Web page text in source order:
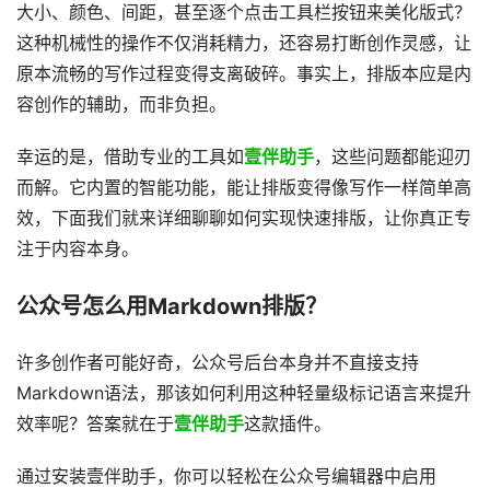
大小、颜色、间距，甚至逐个点击工具栏按钮来美化版式？
这种机械性的操作不仅消耗精力，还容易打断创作灵感，让
原本流畅的写作过程变得支离破碎。事实上，排版本应是内
容创作的辅助，而非负担。
幸运的是，借助专业的工具如壹伴助手，这些问题都能迎刃
而解。它内置的智能功能，能让排版变得像写作一样简单高
效，下面我们就来详细聊聊如何实现快速排版，让你真正专
注于内容本身。
公众号怎么用Markdown排版？
许多创作者可能好奇，公众号后台本身并不直接支持
Markdown语法，那该如何利用这种轻量级标记语言来提升
效率呢？答案就在于壹伴助手这款插件。
通过安装壹伴助手，你可以轻松在公众号编辑器中启用